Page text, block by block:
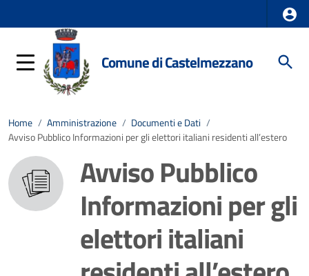
Comune di Castelmezzano
Home / Amministrazione / Documenti e Dati /
Avviso Pubblico Informazioni per gli elettori italiani residenti all’estero
Avviso Pubblico
Informazioni per gli
elettori italiani